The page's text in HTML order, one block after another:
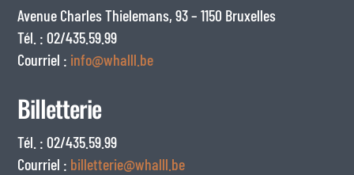
Avenue Charles Thielemans, 93 – 1150 Bruxelles
Tél. : 02/435.59.99
Courriel : info@whalll.be
Billetterie
Tél. : 02/435.59.99
Courriel : billetterie@whalll.be